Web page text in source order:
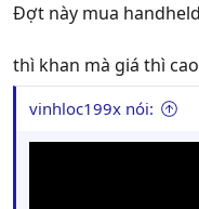
e
Đợt này mua
thì khan mà giá thì cao
vinhloc199x nói: